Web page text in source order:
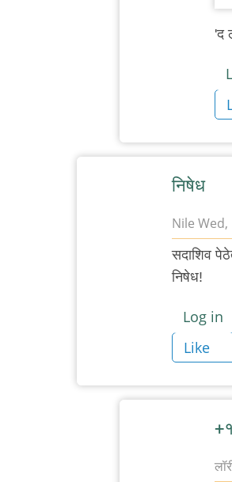
by
'द
निषेध
Nile Wed,
सदाशिव
निषेध!
Log in
Like